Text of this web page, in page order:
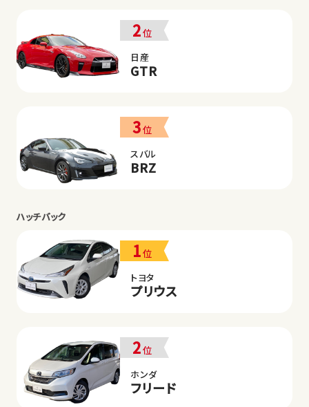
2位
日産
GTR
3位
スバル
BRZ
ハッチバック
1位
トヨタ
プリウス
2位
ホンダ
フリード